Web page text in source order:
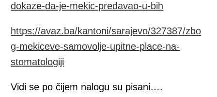
dokaze-da-je-mekic-predavao-u-bih
https://avaz.ba/kantoni/sarajevo/327387/zbo
g-mekiceve-samovolje-upitne-place-na-
stomatologiji
Vidi se po čijem nalogu su pisani….